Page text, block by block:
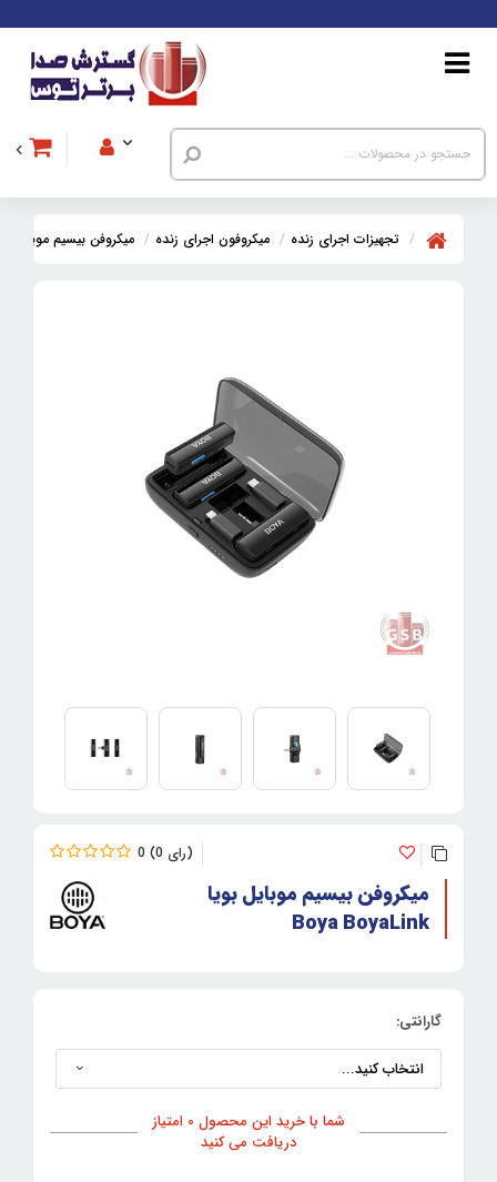
تجهیزات اجرای زنده میکروفون اجرای زنده میکروفن بیسیم موبایل
0 0
میکروفن بیسیم موبایل بویا
Boya BoyaLink
گارانتی:
شما با خرید این محصول 0 امتیاز
دریافت می کنید